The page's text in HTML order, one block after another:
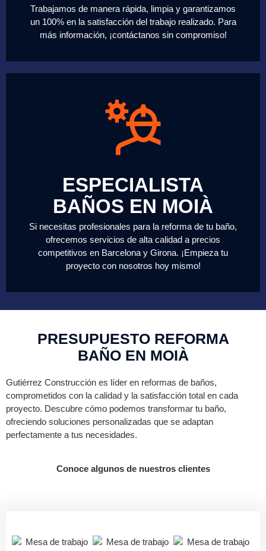
Trabajamos de manera rápida, limpia y garantizamos
un 100% en la satisfacción del trabajo realizado. Para
más información, ¡contáctanos sin compromiso!
ESPECIALISTA
BAÑOS EN MOIÀ
Si necesitas profesionales para la reforma de tu baño,
ofrecemos servicios de alta calidad a precios
competitivos en Barcelona y Girona. ¡Empieza tu
proyecto con nosotros hoy mismo!
PRESUPUESTO REFORMA
BAÑO EN MOIÀ
Gutiérrez Construcción es líder en reformas de baños,
comprometidos con la calidad y la satisfacción total en cada
proyecto. Descubre cómo podemos transformar tu baño,
ofreciendo soluciones personalizadas que se adaptan
perfectamente a tus necesidades.
Conoce algunos de nuestros clientes